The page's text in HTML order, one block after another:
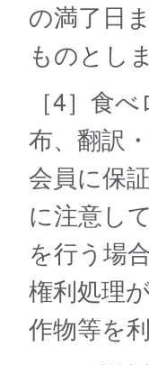
の満了日
ものとし
［4］食
布、翻訳
会員に保
に注意し
を行う場
権利処理
作物等を